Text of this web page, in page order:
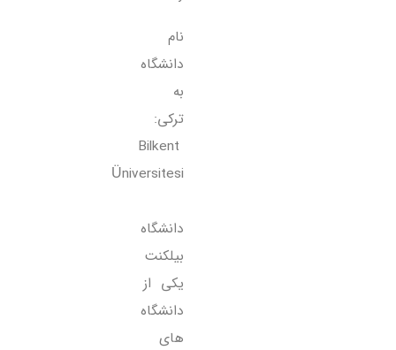
نام
دانشگاه
به
ترکی:
Bilkent
Üniversitesi
دانشگاه
بیلکنت
یکی از
دانشگاه
های